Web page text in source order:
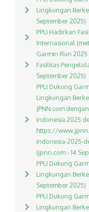
Lingkungan
September 2025)
PPLI Hadirkan
Internasional
Garmin Run
Fasilitas
September 2025)
PPLI Dukung
Lingkungan
JPNN.com
Indonesia 2025
https://
indonesia-2025-
(jpnn.com - 14
PPLI Dukung
Lingkungan
September 2025)
PPLI Dukung
Lingkungan